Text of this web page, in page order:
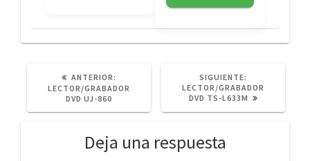
ANTERIOR:
ANTERIOR:
LECTOR/GRABADOR
DVD UJ-860
SIGUIENTE:
POST:
LECTOR/GRABADOR
DVD TS-L633M
Deja una respuesta